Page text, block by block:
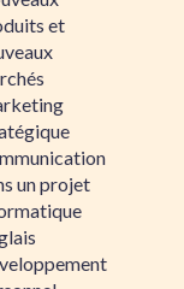
et
un projet